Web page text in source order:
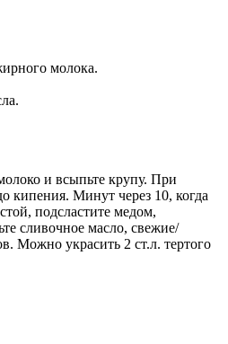
молока.
и всыпьте крупу. При
кипения. Минут через 10, когда
подсластите медом,
сливочное масло, свежие/
Можно украсить 2 ст.л. тертого